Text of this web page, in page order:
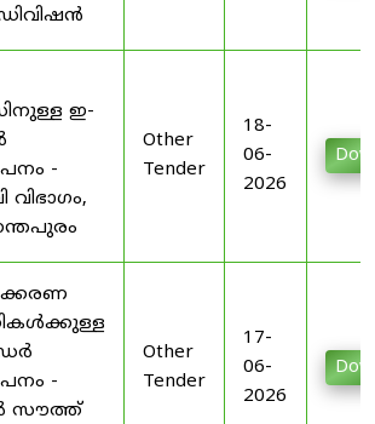
ഇ-
-
വിഭാഗം,
Other
Tender
18-
06-
2026
-
സൗത്ത്
Other
Tender
17-
06-
2026